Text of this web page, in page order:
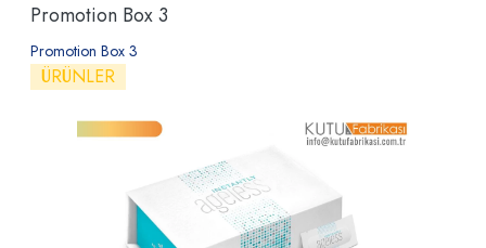
Promotion Box 3
Promotion Box 3
ÜRÜNLER